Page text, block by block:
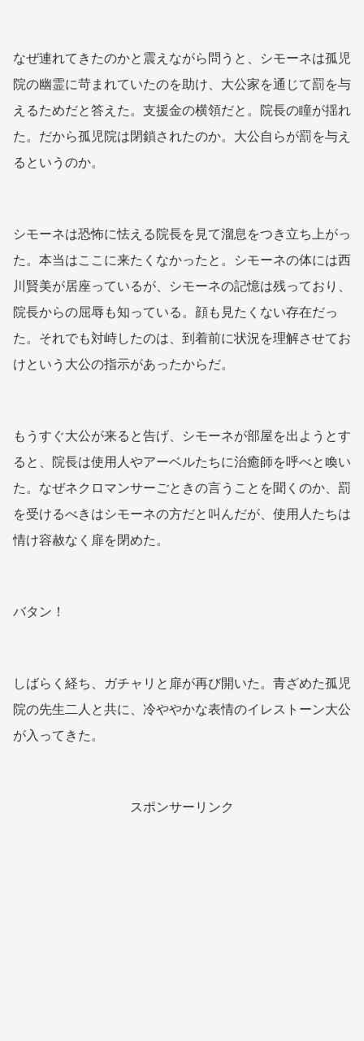
なぜ連れてきたのかと震えながら問うと、シモーネは孤児
院の幽霊に苛まれていたのを助け、大公家を通じて罰を与
えるためだと答えた。支援金の横領だと。院長の瞳が揺れ
た。だから孤児院は閉鎖されたのか。大公自らが罰を与え
るというのか。
シモーネは恐怖に怯える院長を見て溜息をつき立ち上がっ
た。本当はここに来たくなかったと。シモーネの体には西
川賢美が居座っているが、シモーネの記憶は残っており、
院長からの屈辱も知っている。顔も見たくない存在だっ
た。それでも対峙したのは、到着前に状況を理解させてお
けという大公の指示があったからだ。
もうすぐ大公が来ると告げ、シモーネが部屋を出ようとす
ると、院長は使用人やアーベルたちに治癒師を呼べと喚い
た。なぜネクロマンサーごときの言うことを聞くのか、罰
を受けるべきはシモーネの方だと叫んだが、使用人たちは
情け容赦なく扉を閉めた。
バタン！
しばらく経ち、ガチャリと扉が再び開いた。青ざめた孤児
院の先生二人と共に、冷ややかな表情のイレストーン大公
が入ってきた。
スポンサーリンク